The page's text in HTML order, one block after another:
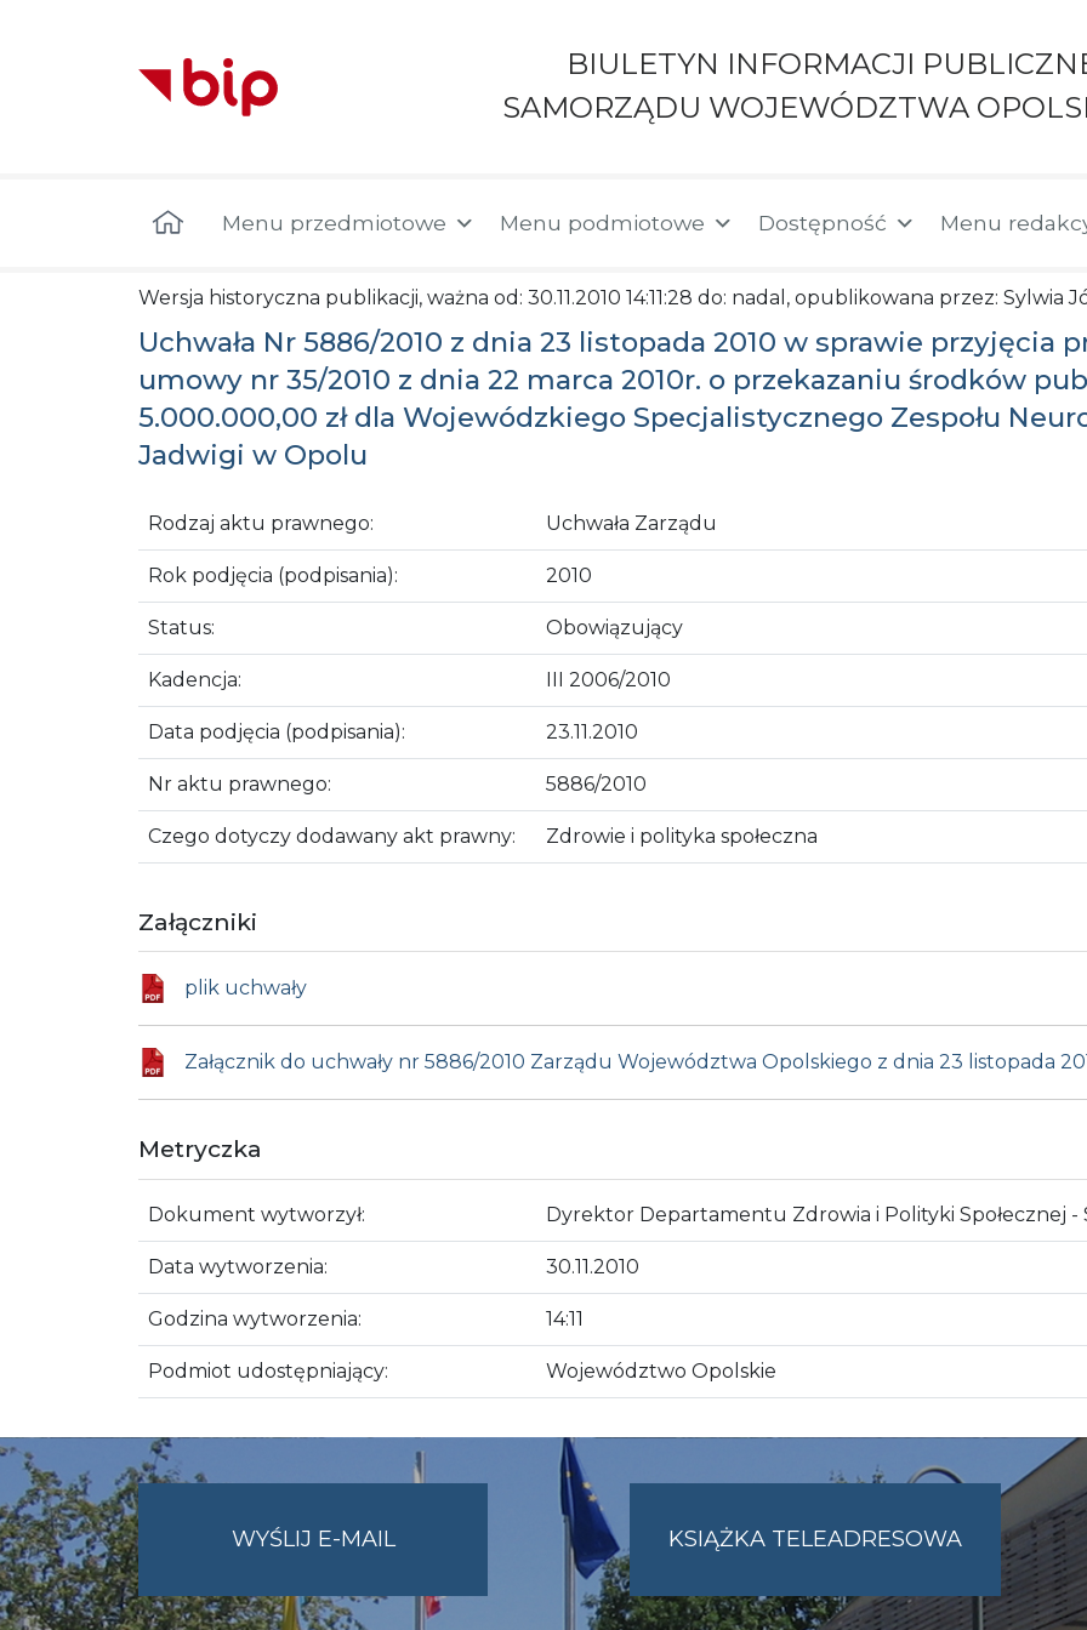
BIULETYN INFORMACJI
SAMORZĄDU WOJEWÓDZTWA
Menu przedmiotowe Menu podmiotowe Dostępność Menu
Wersja historyczna publikacji, ważna od: 30.11.2010 14:11:28 do: nadal, opublikowana przez: Sylwia
Uchwała Nr 5886/2010 z dnia 23 listopada 2010 w sprawie przyjęcia
umowy nr 35/2010 z dnia 22 marca 2010r. o przekazaniu środków
5.000.000,00 zł dla Wojewódzkiego Specjalistycznego Zespołu
Jadwigi w Opolu
Rodzaj aktu prawnego: Uchwała Zarządu
Rok podjęcia (podpisania): 2010
Status: Obowiązujący
Kadencja: III 2006/2010
Data podjęcia (podpisania): 23.11.2010
Nr aktu prawnego: 5886/2010
Czego dotyczy dodawany akt prawny: Zdrowie i polityka społeczna
Załączniki
plik uchwały
Załącznik do uchwały nr 5886/2010 Zarządu Województwa Opolskiego z dnia 23 listopada
Metryczka
Dokument wytworzył: Dyrektor Departamentu Zdrowia i Polityki Społecznej -
Data wytworzenia: 30.11.2010
Godzina wytworzenia: 14:11
Podmiot udostępniający: Województwo Opolskie
WYŚLIJ E-MAILNA
UMWO@OPOLSKIE.PL
KSIĄŻKA TELEADRESOWA